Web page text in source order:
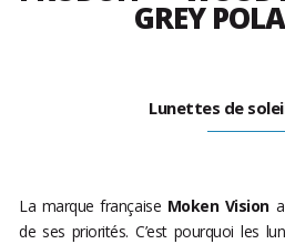
GREY
Lunettes de
La marque française Moken Vision
de ses priorités. C’est pourquoi les